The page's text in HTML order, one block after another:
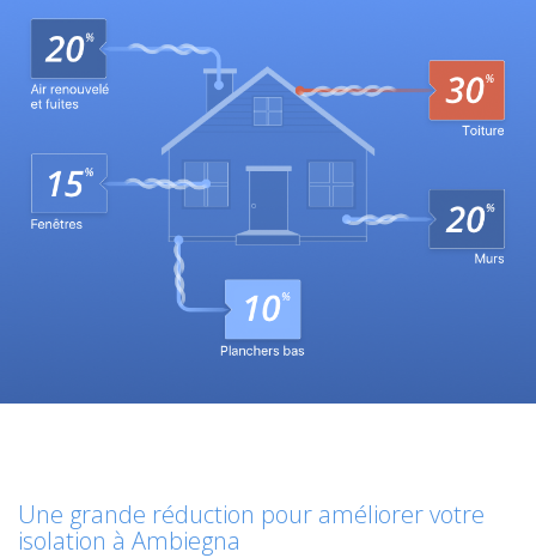
Une grande réduction pour améliorer votre
isolation à Ambiegna